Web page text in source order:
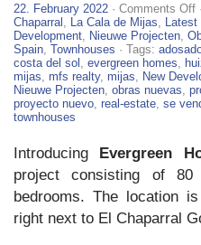
22. February 2022 · Comments Off
–
Chaparral
La Cala de Mijas
Development
Nieuwe Projecten
Spain Townhouses · Tags:
costa del sol
evergreen homes
mijas
mfs realty, mijas New
Nieuwe Projecten obras nuevas
proyecto nuevo real-estate se
townhouses
Introducing Evergreen
project consisting of
bedrooms. The location
right next to El Chaparral